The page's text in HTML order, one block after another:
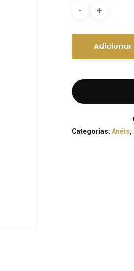
Adicionar
Categorias:Anéis,